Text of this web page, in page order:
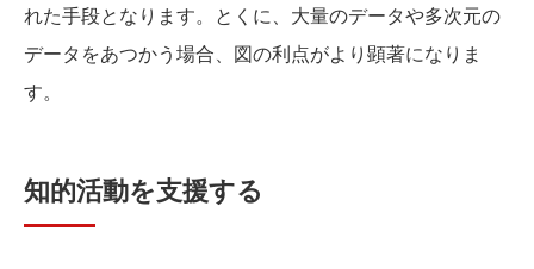
れた手段となります。とくに、大量のデータや多次元の
データをあつかう場合、図の利点がより顕著になりま
す。
知的活動を支援する